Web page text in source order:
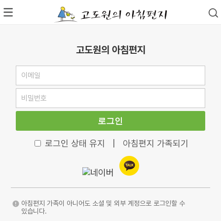
고도원의 아침편지
로그인
로그인 상태 유지 아침편지 가족되기
아침편지 가족이 아니어도 소셜 및 외부 계정으로 로그인할 수
있습니다.